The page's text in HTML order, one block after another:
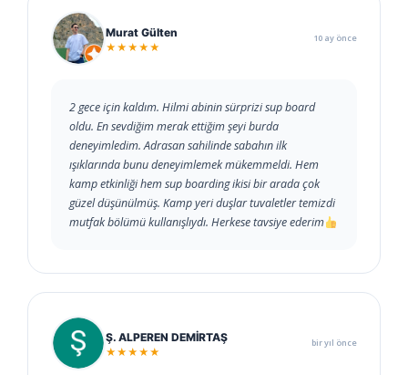
Murat Gülten
★★★★★
10 ay önce
2 gece için kaldım. Hilmi abinin sürprizi sup board
oldu. En sevdiğim merak ettiğim şeyi burda
deneyimledim. Adrasan sahilinde sabahın ilk
ışıklarında bunu deneyimlemek mükemmeldi. Hem
kamp etkinliği hem sup boarding ikisi bir arada çok
güzel düşünülmüş. Kamp yeri duşlar tuvaletler temizdi
mutfak bölümü kullanışlıydı. Herkese tavsiye ederim
Ş. ALPEREN DEMİRTAŞ
★★★★★
bir yıl önce